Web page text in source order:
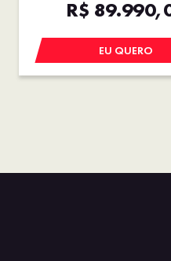
R$
EU QUERO